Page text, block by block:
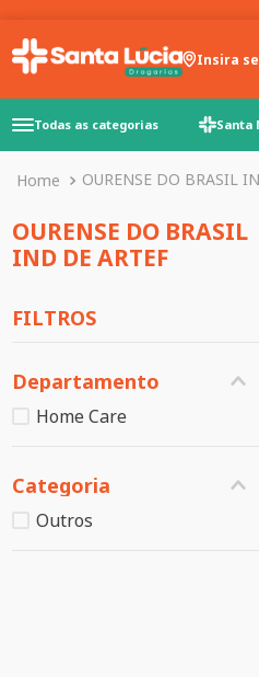
Insira
Todas as categorias Santa
OURENSE DO BRASIL
OURENSE DO BRASIL
IND DE ARTEF
FILTROS
Departamento
Home Care
Categoria
Outros